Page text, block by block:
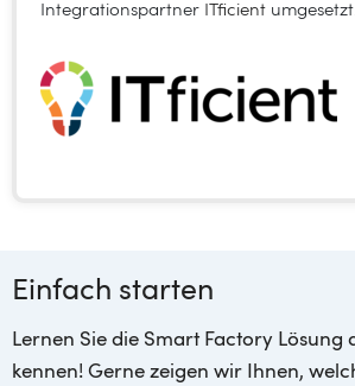
Integrationspartner ITficient
Einfach starten
Lernen Sie die Smart Factory Lösung
kennen! Gerne zeigen wir Ihnen,